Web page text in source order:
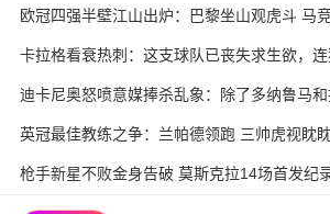
欧冠四强半壁江山出炉：巴黎坐山观虎斗 马
卡拉格看衰热刺：这支球队已丧失求生欲，
迪卡尼奥怒喷意媒捧杀乱象：除了多纳鲁马
几个真球星？
英冠最佳教练之争：兰帕德领跑 三帅虎视眈
枪手新星不败金身告破 莫斯克拉14场首发纪